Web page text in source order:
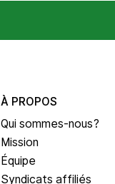
À PROPOS
Qui sommes-nous?
Mission
Équipe
Syndicats affiliés